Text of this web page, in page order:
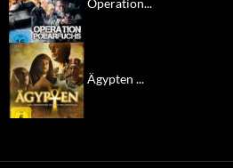
Operation...
Ägypten ...